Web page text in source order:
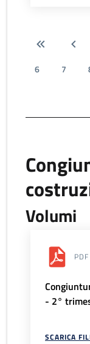
6
7
Volumi
PDF
- 2°
SCARICA